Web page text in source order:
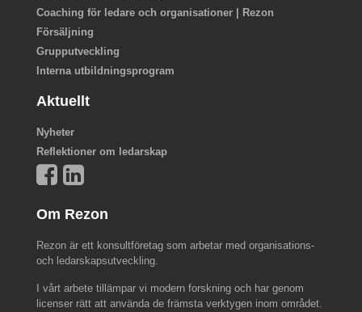
Coaching för ledare och organisationer | Rezon
Försäljning
Grupputveckling
Interna utbildningsprogram
Aktuellt
Nyheter
Reflektioner om ledarskap
Om Rezon
Rezon är ett konsultföretag som arbetar med organisations-
och ledarskapsutveckling.
I vårt arbete tillämpar vi modern forskning och har genom
licenser rätt att använda de främsta verktygen inom området.